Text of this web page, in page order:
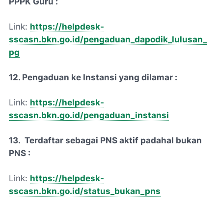
Link: https://helpdesk-
sscasn.bkn.go.id/pengaduan_dapodik_lulusan_
pg
12. Pengaduan ke Instansi yang dilamar :
Link: https://helpdesk-
sscasn.bkn.go.id/pengaduan_instansi
13. Terdaftar sebagai PNS aktif padahal bukan
PNS :
Link: https://helpdesk-
sscasn.bkn.go.id/status_bukan_pns